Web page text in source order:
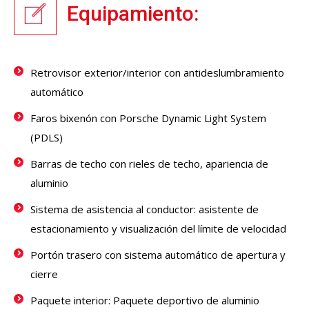
Equipamiento:
Retrovisor exterior/interior con antideslumbramiento
automático
Faros bixenón con Porsche Dynamic Light System
(PDLS)
Barras de techo con rieles de techo, apariencia de
aluminio
Sistema de asistencia al conductor: asistente de
estacionamiento y visualización del límite de velocidad
Portón trasero con sistema automático de apertura y
cierre
Paquete interior: Paquete deportivo de aluminio